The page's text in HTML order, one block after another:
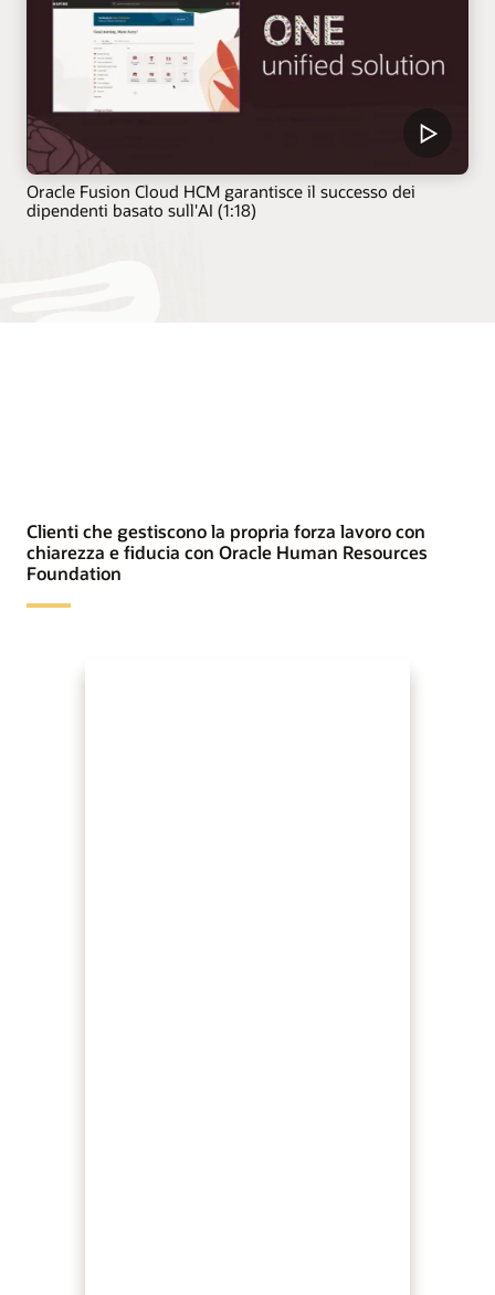
Oracle Fusion Cloud HCM garantisce il successo dei
dipendenti basato sull'AI (1:18)
Clienti che gestiscono la propria forza lavoro con
chiarezza e fiducia con Oracle Human Resources
Foundation